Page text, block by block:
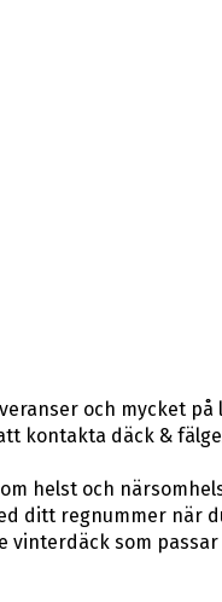
och mycket
kontakta däck &
helst och
ditt regnummer när
som passar